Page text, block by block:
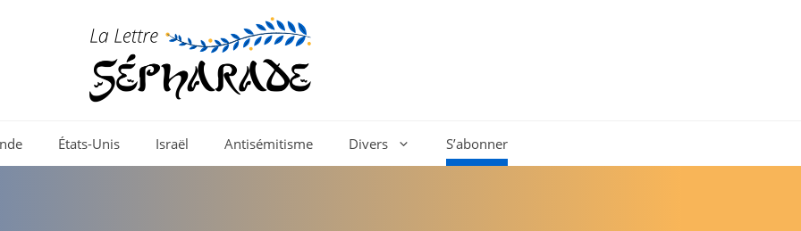
États-Unis Israël Antisémitisme Divers S’abonner